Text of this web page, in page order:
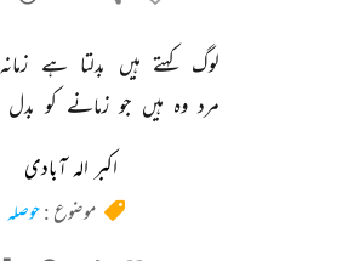
لوگ کہتے ہیں بدلتا ہے زمانہ
مرد وہ ہیں جو زمانے کو بدل
اکبر الہ آبادی
موضوع :حوصلہ